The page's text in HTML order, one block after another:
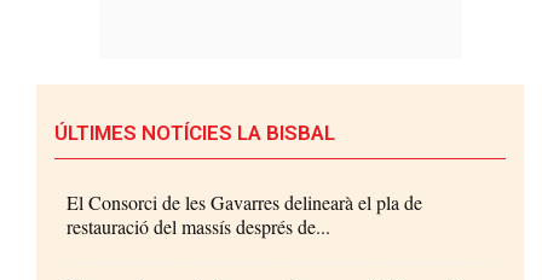
ÚLTIMES NOTÍCIES LA BISBAL
El Consorci de les Gavarres delinearà el pla de
restauració del massís després de...